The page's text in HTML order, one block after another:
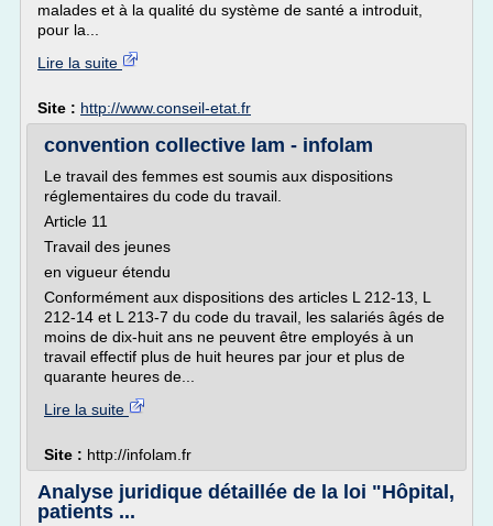
malades et à la qualité du système de santé a introduit,
pour la...
Lire la suite
Site : http://www.conseil-etat.fr
convention collective lam - infolam
Le travail des femmes est soumis aux dispositions
réglementaires du code du travail.
Article 11
Travail des jeunes
en vigueur étendu
Conformément aux dispositions des articles L 212-13, L
212-14 et L 213-7 du code du travail, les salariés âgés de
moins de dix-huit ans ne peuvent être employés à un
travail effectif plus de huit heures par jour et plus de
quarante heures de...
Lire la suite
Site : http://infolam.fr
Analyse juridique détaillée de la loi "Hôpital,
patients ...